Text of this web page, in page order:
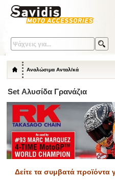
Αναλώσιμα Ανταλ/κά
Set Αλυσίδα Γρανάζια
Δείτε τα συμβατά προϊόντα